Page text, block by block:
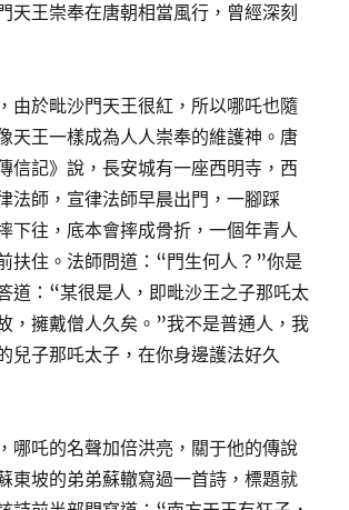
天王崇奉在唐朝相當風行，曾經深刻
由於毗沙門天王很紅，所以哪吒也隨
天王一樣成為人人崇奉的維護神。唐
信記》說，長安城有一座西明寺，西
法師，宣律法師早晨出門，一腳踩
下往，底本會摔成骨折，一個年青人
扶住。法師問道：“門生何人？”你是
道：“某很是人，即毗沙王之子那吒太
，擁戴僧人久矣。”我不是普通人，我
兒子那吒太子，在你身邊護法好久
哪吒的名聲加倍洪亮，關于他的傳說
東坡的弟弟蘇轍寫過一首詩，標題就